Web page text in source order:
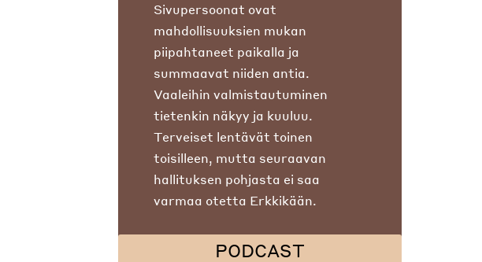
Sivupersoonat ovat
mahdollisuuksien mukan
piipahtaneet paikalla ja
summaavat niiden antia.
Vaaleihin valmistautuminen
tietenkin näkyy ja kuuluu.
Terveiset lentävät toinen
toisilleen, mutta seuraavan
hallituksen pohjasta ei saa
varmaa otetta Erkkikään.
PODCAST